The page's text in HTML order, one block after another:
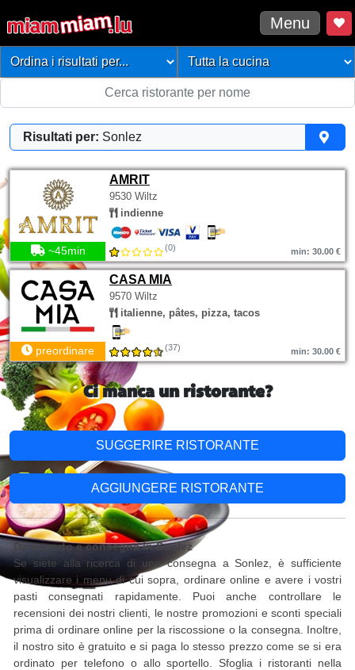
Menu
Risultati per: Sonlez
AMRIT
9530 Wiltz
indienne
~45min (0) min: 30.00 €
CASA MIA
9570 Wiltz
italienne, pâtes, pizza, tacos
preordinare (37) min: 30.00 €
Ci manca un ristorante?
SUGGERIRE RISTORANTE
AGGIUNGERE RISTORANTE
Da asporto e consegna in Sonlez
Se siete alla ricerca di una consegna a Sonlez, è sufficiente
visualizzare i menu di cui sopra, ordinare online e avere i vostri
pasti consegnati rapidamente. Puoi anche controllare le
recensioni dei nostri clienti, le nostre promozioni e sconti speciali
prima di ordinare online per la riscossione o la consegna. Inoltre,
il nostro sito è gratuito e si paga lo stesso prezzo come se si era
ordinato per telefono o allo sportello. Sfoglia i ristoranti nella